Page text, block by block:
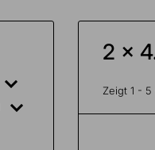
2 x
Zeigt 1 -